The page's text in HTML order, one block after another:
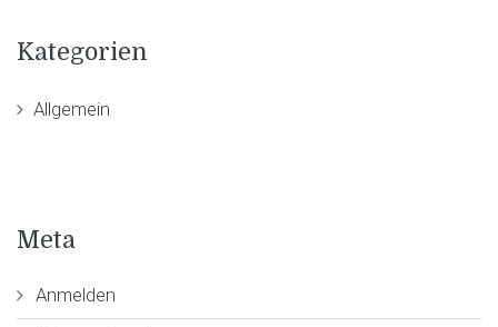
Kategorien
Allgemein
Meta
Anmelden